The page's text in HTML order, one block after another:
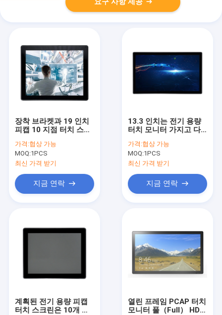
장착 브라켓과 19 인치
피캡 10 지점 터치 스크
가격:협상 가능
MOQ:1PCS
최신 가격 받기
지금 연락
13.3 인치는 전기 용량
터치 모니터 가지고 다
다중 터치를 계획했습니
다
가격:협상 가능
MOQ:1PCS
최신 가격 받기
지금 연락
계획된 전기 용량 피캡
터치 스크린은 10개 핵
열린 프레임 PCAP 터치
모니터 풀（Full） HD